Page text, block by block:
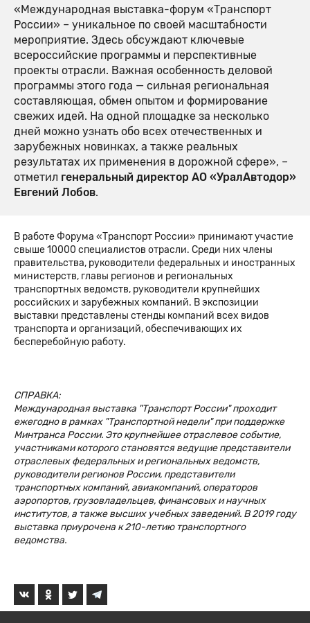
«Международная выставка-форум «Транспорт
России» – уникальное по своей масштабности
мероприятие. Здесь обсуждают ключевые
всероссийские программы и перспективные
проекты отрасли. Важная особенность деловой
программы этого года — сильная региональная
составляющая, обмен опытом и формирование
свежих идей. На одной площадке за несколько
дней можно узнать обо всех отечественных и
зарубежных новинках, а также реальных
результатах их применения в дорожной сфере», –
отметил генеральный директор АО «УралАвтодор»
Евгений Лобов.
В работе Форума «Транспорт России» принимают участие
свыше 10000 специалистов отрасли. Среди них члены
правительства, руководители федеральных и иностранных
министерств, главы регионов и региональных
транспортных ведомств, руководители крупнейших
российских и зарубежных компаний. В экспозиции
выставки представлены стенды компаний всех видов
транспорта и организаций, обеспечивающих их
бесперебойную работу.
СПРАВКА:
Международная выставка "Транспорт России" проходит
ежегодно в рамках "Транспортной недели" при поддержке
Минтранса России. Это крупнейшее отраслевое событие,
участниками которого становятся ведущие представители
отраслевых федеральных и региональных ведомств,
руководители регионов России, представители
транспортных компаний, авиакомпаний, операторов
аэропортов, грузовладельцев, финансовых и научных
институтов, а также высших учебных заведений. В 2019 году
выставка приурочена к 210-летию транспортного
ведомства.